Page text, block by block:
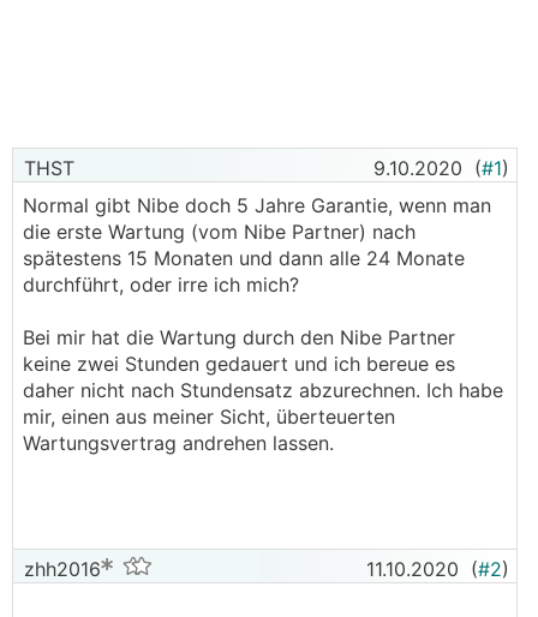
THST 9.10.2020 (#1)
Normal gibt Nibe doch 5 Jahre Garantie, wenn man
die erste Wartung (vom Nibe Partner) nach
spätestens 15 Monaten und dann alle 24 Monate
durchführt, oder irre ich mich?
Bei mir hat die Wartung durch den Nibe Partner
keine zwei Stunden gedauert und ich bereue es
daher nicht nach Stundensatz abzurechnen. Ich habe
mir, einen aus meiner Sicht, überteuerten
Wartungsvertrag andrehen lassen.
zhh2016 11.10.2020 (#2)